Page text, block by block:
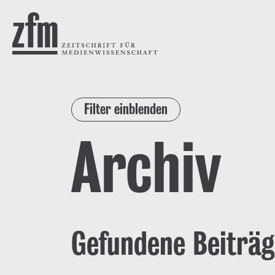
ZEITSCHRIFT FÜR
MEDIENWISSENSCHAFT
Filter einblenden
Archiv
Gefundene